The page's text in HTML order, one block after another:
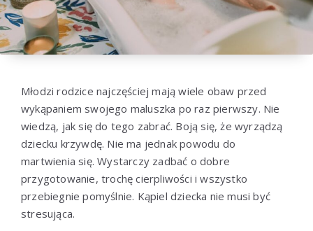
Młodzi rodzice najczęściej mają wiele obaw przed
wykąpaniem swojego maluszka po raz pierwszy. Nie
wiedzą, jak się do tego zabrać. Boją się, że wyrządzą
dziecku krzywdę. Nie ma jednak powodu do
martwienia się. Wystarczy zadbać o dobre
przygotowanie, trochę cierpliwości i wszystko
przebiegnie pomyślnie. Kąpiel dziecka nie musi być
stresująca.